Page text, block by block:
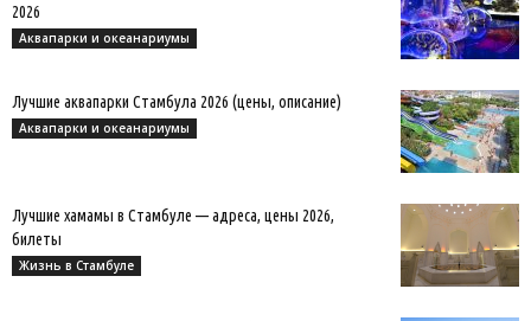
2026
Аквапарки и океанариумы
Лучшие аквапарки Стамбула 2026 (цены, описание)
Аквапарки и океанариумы
Лучшие хамамы в Стамбуле — адреса, цены 2026,
билеты
Жизнь в Стамбуле